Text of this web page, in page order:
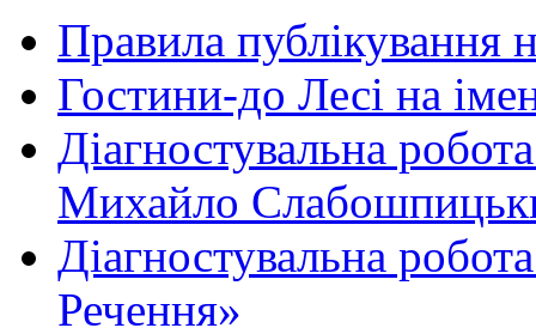
Правила публікування
Гостини-до Лесі на
Діагностувальна
Михайло
Діагностувальна
Речення»